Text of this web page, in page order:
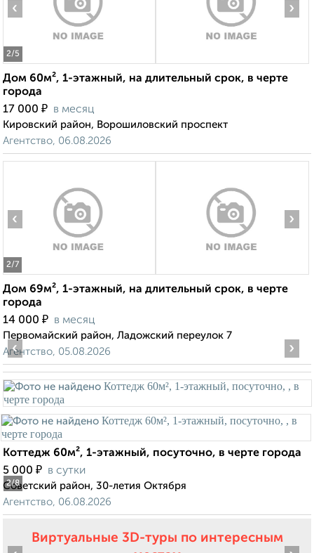
2/5
‹ ›
Дом 60м², 1-этажный, на длительный срок, в черте
города
17 000 ₽ в месяц
Кировский район, Ворошиловский проспект
Агентство, 06.08.2026
2/7
‹ ›
Дом 69м², 1-этажный, на длительный срок, в черте
города
14 000 ₽ в месяц
Первомайский район, Ладожский переулок 7
Агентство, 05.08.2026
2/8
‹ ›
Коттедж 60м², 1-этажный, посуточно, в черте города
5 000 ₽ в сутки
Советский район, 30-летия Октября
Агентство, 06.08.2026
Виртуальные 3D-туры по интересным